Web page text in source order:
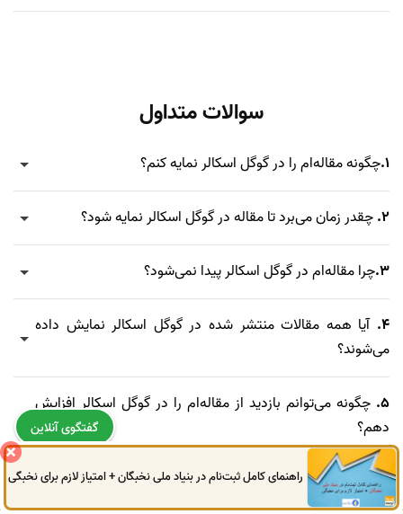
سوالات متداول
1.چگونه مقاله‌ام را در گوگل اسکالر نمایه کنم؟
2. چقدر زمان می‌برد تا مقاله در گوگل اسکالر نمایه شود؟
3.چرا مقاله‌ام در گوگل اسکالر پیدا نمی‌شود؟
4. آیا همه مقالات منتشر شده در گوگل اسکالر نمایش داده
می‌شوند؟
5. چگونه می‌توانم بازدید از مقاله‌ام را در گوگل اسکالر افزایش
دهم؟
6.آیا مقالات پایان‌نامه یا رساله دکتری در گوگل اسکالر نمایه
می‌شوند؟
04133250787
09149724522
راهنمای کامل ثبت‌نام در بنیاد ملی نخبگان + امتیاز لازم برای نخبگی
گفتگوی آنلاین